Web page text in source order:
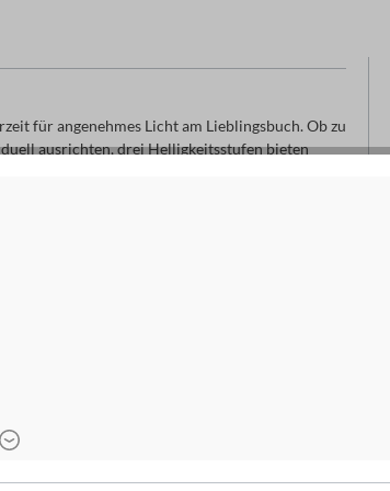
für angenehmes Licht am Lieblingsbuch. Ob zu
ausrichten, drei Helligkeitsstufen bieten
am Lieblingsbuch.
In sanften Farben und mit handlicher Form ist
Standfläche
Ladekabel nicht enthalten, ohne